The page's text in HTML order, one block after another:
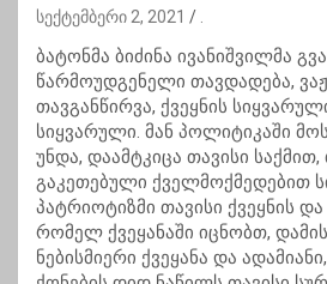
სექტემბერი 2, 2021
ბატონმა ბიძინა ივანიშვილმა
წარმოუდგენელი თავდადება,
თავგანწირვა, ქვეყნის
სიყვარული. მან პოლიტიკაში
უნდა, დაამტკიცა თავისი
გაკეთებული ქველმოქმედებით
პატრიოტიზმი თავისი ქვეყნის
რომელ ქვეყანაში იცნობთ,
ნებისმიერი ქვეყანა და